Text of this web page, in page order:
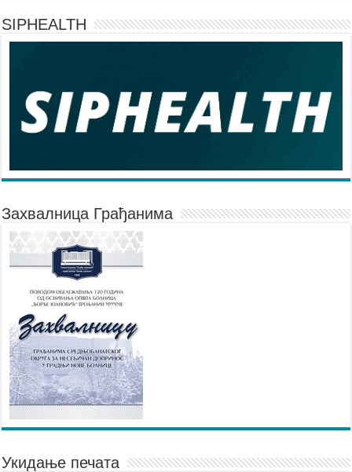
SIPHEALTH
Захвалница Грађанима
Укидање печата